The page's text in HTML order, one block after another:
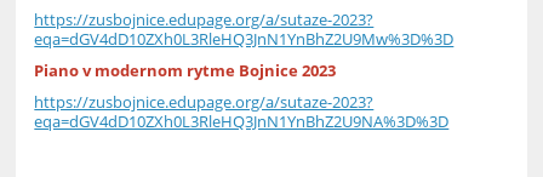
https://zusbojnice.edupage.org/a/sutaze-2023?
eqa=dGV4dD10ZXh0L3RleHQ3JnN1YnBhZ2U9Mw%3D%3D
Piano v modernom rytme Bojnice 2023
https://zusbojnice.edupage.org/a/sutaze-2023?
eqa=dGV4dD10ZXh0L3RleHQ3JnN1YnBhZ2U9NA%3D%3D